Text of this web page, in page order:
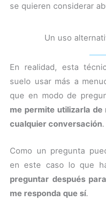
se quieren considerar
Un uso
En realidad, esta
suelo usar más a
que en modo de
me permite utilizarla
cualquier conversación.
Como un pregunta
en este caso lo que
preguntar después
me responda que sí.